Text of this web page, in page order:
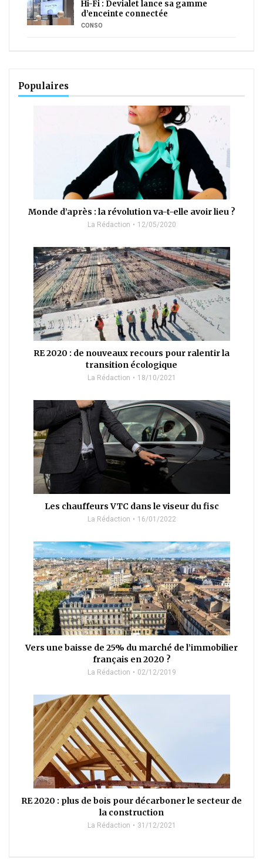
Hi-Fi : Devialet lance sa gamme
d’enceinte connectée
CONSO
Populaires
Monde d’après : la révolution va-t-elle avoir lieu ?
La Rédaction 12/05/2020
RE 2020 : de nouveaux recours pour ralentir la
transition écologique
La Rédaction 18/10/2021
Les chauffeurs VTC dans le viseur du fisc
La Rédaction 16/01/2022
Vers une baisse de 25% du marché de l’immobilier
français en 2020 ?
La Rédaction 02/12/2019
RE 2020 : plus de bois pour décarboner le secteur de
la construction
La Rédaction 31/12/2021